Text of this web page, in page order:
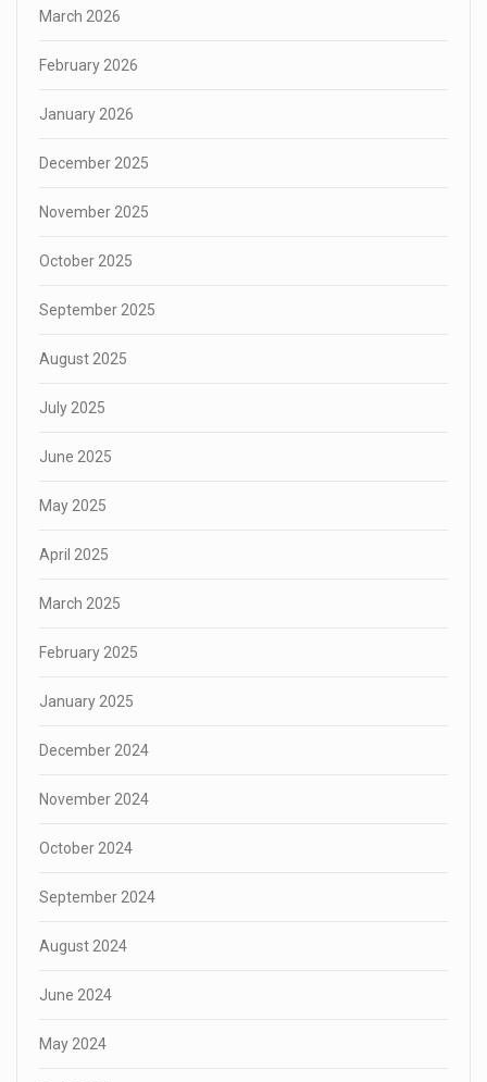
March 2026
February 2026
January 2026
December 2025
November 2025
October 2025
September 2025
August 2025
July 2025
June 2025
May 2025
April 2025
March 2025
February 2025
January 2025
December 2024
November 2024
October 2024
September 2024
August 2024
June 2024
May 2024